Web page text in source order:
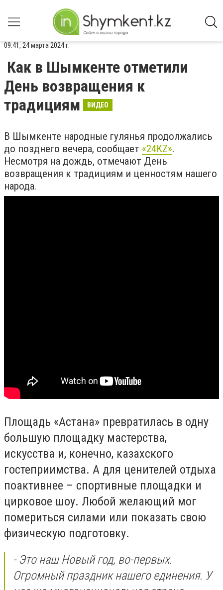
09:41, 24 марта 2024 г.
Как в Шымкенте отметили
День возвращения к
традициям
ВИДЕО
В Шымкенте народные гулянья продолжались
до позднего вечера, сообщает «24KZ».
Несмотря на дождь, отмечают День
возвращения к традициям и ценностям нашего
народа.
Площадь «Астана» превратилась в одну
большую площадку мастерства,
искусства и, конечно, казахского
гостеприимства. А для ценителей отдыха
поактивнее – спортивные площадки и
цирковое шоу. Любой желающий мог
помериться силами или показать свою
физическую подготовку.
- Это наш Новый год, во-первых.
Огромный праздник нашего единения. У